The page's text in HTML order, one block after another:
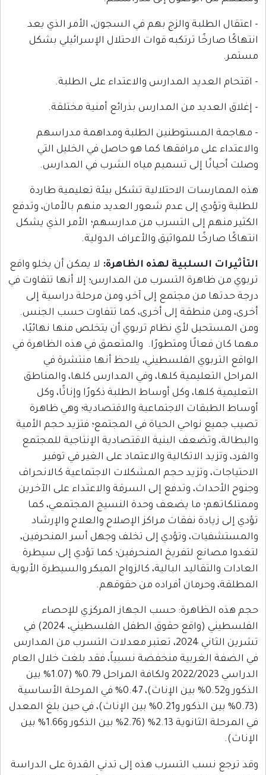
والزج بهم في السجون، الأمر الذي يعد
ترتكبه قوات الاحتلال الإسرائيلي بشكل
المدارس والاعتداء على الطلبة.
من المدارس بذرائع أمنية مختلقة.
الطلبة ومداهمة مدراسهم
مرافقها كما هو حاصل في الخليل التي
إلى تسميم مياه الشرب في المدارس.
الاحتلالية تشكل بيئة تعليمية طاردة
إلى عدم شعور العديد منهم بالأمان، وتدفع
إلى التسرب من مدارسهم؛ الأمر الذي يشكل
للمواثيق والأعراف الدولية.
لهذه الظاهرة: لا يمكن أن يخلو واقع
التسرب من المدارس؛ إلا أنها تتفاوت في
مجتمع إلى آخر، ومن مرحلة دراسية إلى
إلى أخرى، كما تتفاوت حسب الجنس.
لأي نظام تربوي أن يتخلص منها نهائيًا،
ومتطورًا. والمتعمق في هذه الظاهرة في
الفلسطيني، يلاحظ أنها منتشرة في
كلها، وفي المدارس كلها، والمناطق
وكل أوساط الطلبة ذكورًا وإناثًا، وكل
الاجتماعية والاقتصادية؛ وهي ظاهرة
الحياة في المجتمع؛ فتزيد حجم الأمية
البنية الاقتصادية الإنتاجية للمجتمع
الاتكالية والاعتماد على الغير في توفير
وتزيد حجم المشكلات الاجتماعية كالانحراف
وتدفع إلى السرقة والاعتداء على الآخرين
ما يضعف وحدة النسيج المجتمعي، كما
نفقات مراكز الإصلاح والعلاج والإرشاد
وتؤدي إلى تخلف وجهل أسر المنحرفين،
لتفريخ المنحرفين؛ كما تؤدي إلى سيطرة
البالية، كالزواج المبكر والسيطرة الأبوية
أفراده من حقوقهم.
حسب الجهاز المركزي للإحصاء
الفلسطيني (واقع حقوق الطفل الفلسطيني، 2024) في
تشرين الثاني 2024، تعتبر معدلات التسرب من المدارس
منخفضة نسبياً، فقد بلغت خلال العام
الدراسي 2022/2023 ولكافة المراحل 0.79% (1.07% بين
الذكور و0.52% بين الإناث)، 0.47% في المرحلة الأساسية
(0.73% بين الذكور و0.21% بين الإناث)، في حين بلغ المعدل
في المرحلة الثانوية 2.13% (2.76% بين الذكور و1.66% بين
التسرب هذه إلى تدني القدرة على الدراسة